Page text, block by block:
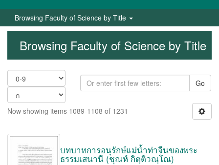
Browsing Faculty of Science by Title
Browsing Faculty of Science by Title
Go
Now showing items 1089-1108 of 1231
บทบาทการอนุรักษ์แม่น้ำท่าจีนของพระ
ธรรมเสนานี (ชุณห์ กิตฺติวณฺโณ)